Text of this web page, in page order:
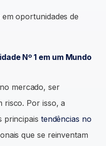
oportunidades de
Nº 1 em um Mundo
mercado, ser
risco. Por isso, a
principais tendências no
que se reinventam